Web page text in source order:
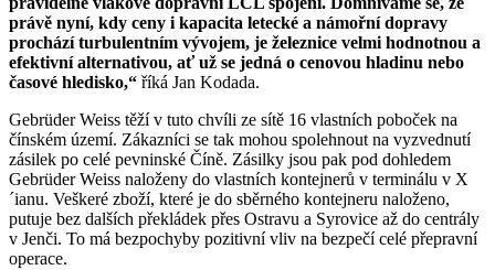
právě nyní, kdy ceny i kapacita letecké a námořní dopravy
prochází turbulentním vývojem, je železnice velmi hodnotnou a
efektivní alternativou, ať už se jedná o cenovou hladinu nebo
časové hledisko,“ říká Jan Kodada.
Gebrüder Weiss těží v tuto chvíli ze sítě 16 vlastních poboček na
čínském území. Zákazníci se tak mohou spolehnout na vyzvednutí
zásilek po celé pevninské Číně. Zásilky jsou pak pod dohledem
Gebrüder Weiss naloženy do vlastních kontejnerů v terminálu v X
´ianu. Veškeré zboží, které je do sběrného kontejneru naloženo,
putuje bez dalších překládek přes Ostravu a Syrovice až do centrály
v Jenči. To má bezpochyby pozitivní vliv na bezpečí celé přepravní
operace.